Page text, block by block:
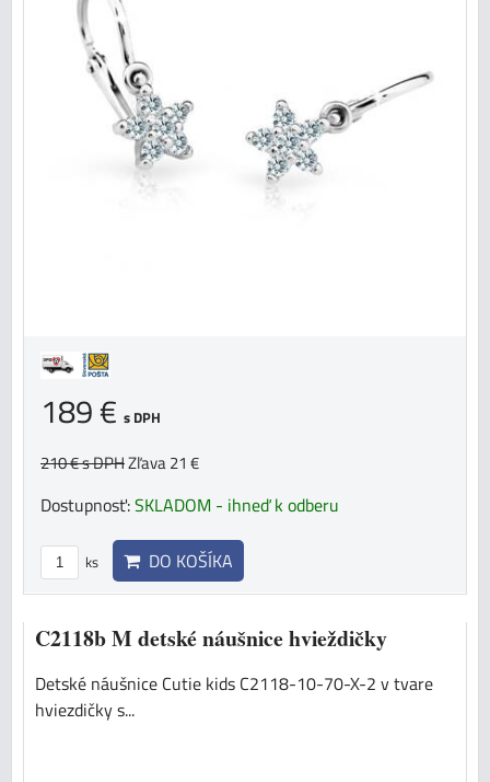
189 € s DPH
210 €s DPHZľava 21 €
Dostupnosť:SKLADOM - ihneď k odberu
ks DO KOŠÍKA
C2118b M detské náušnice hvieždičky
Detské náušnice Cutie kids C2118-10-70-X-2 v tvare
hviezdičky s...